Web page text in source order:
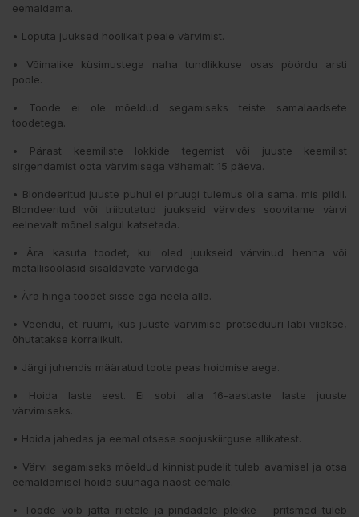
eemaldama.
• Loputa juuksed hoolikalt peale värvimist.
• Võimalike küsimustega naha tundlikkuse osas pöördu arsti
poole.
• Toode ei ole mõeldud segamiseks teiste samalaadsete
toodetega.
• Pärast keemiliste lokkide tegemist või juuste keemilist
sirgendamist oota värvimisega vähemalt 15 päeva.
• Blondeeritud juuste puhul ei pruugi tulemus olla sama, mis pildil.
Blondeeritud või triibutatud juukseid värvides soovitame värvi
eelnevalt mõnel salgul katsetada.
• Ära kasuta toodet, kui oled juukseid värvinud henna või
metallisoolasid sisaldavate värvidega.
• Ära hinga toodet sisse ega neela alla.
• Veendu, et ruumi, kus juuste värvimise protseduuri läbi viiakse,
õhutatakse korralikult.
• Järgi juhendis määratud toote peas hoidmise aega.
• Hoida laste eest. Ei sobi alla 16-aastaste laste juuste
värvimiseks.
• Hoida jahedas ja eemal otsese soojuskiirguse allikatest.
• Värvi segamiseks mõeldud kinnistipudelit tuleb avamisel ja otsa
eemaldamisel hoida suunaga näost eemale.
• Toode võib jätta riietele ja pindadele plekke – pritsmed tuleb